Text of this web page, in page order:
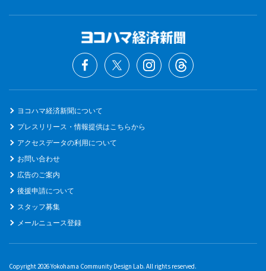
ヨコハマ経済新聞について
プレスリリース・情報提供はこちらから
アクセスデータの利用について
お問い合わせ
広告のご案内
後援申請について
スタッフ募集
メールニュース登録
Copyright 2026 Yokohama Community Design Lab. All rights reserved.